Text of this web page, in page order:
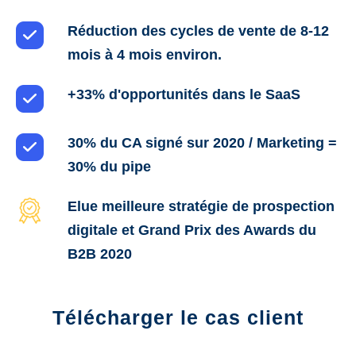
Réduction des cycles de vente de 8-12
mois à 4 mois environ.
+33% d'opportunités dans le SaaS
30% du CA signé sur 2020 / Marketing =
30% du pipe
Elue meilleure stratégie de prospection
digitale et Grand Prix des Awards du
B2B 2020
Télécharger le cas client